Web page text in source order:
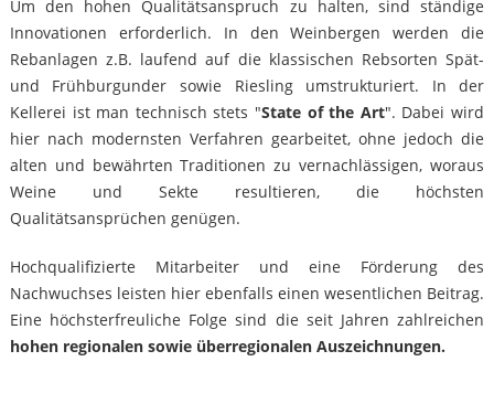
Um den hohen Qualitätsanspruch zu halten, sind ständige
Innovationen erforderlich. In den Weinbergen werden die
Rebanlagen z.B. laufend auf die klassischen Rebsorten Spät-
und Frühburgunder sowie Riesling umstrukturiert. In der
Kellerei ist man technisch stets "State of the Art". Dabei wird
hier nach modernsten Verfahren gearbeitet, ohne jedoch die
alten und bewährten Traditionen zu vernachlässigen, woraus
Weine und Sekte resultieren, die höchsten
Qualitätsansprüchen genügen.
Hochqualifizierte Mitarbeiter und eine Förderung des
Nachwuchses leisten hier ebenfalls einen wesentlichen Beitrag.
Eine höchsterfreuliche Folge sind die seit Jahren zahlreichen
hohen regionalen sowie überregionalen Auszeichnungen.